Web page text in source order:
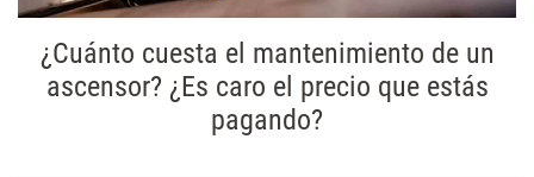
¿Cuánto cuesta el mantenimiento de un
ascensor? ¿Es caro el precio que estás
pagando?